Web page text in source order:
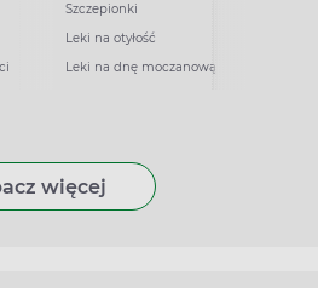
Szczepionki
Leki na otyłość
Leki na dnę moczanową
więcej